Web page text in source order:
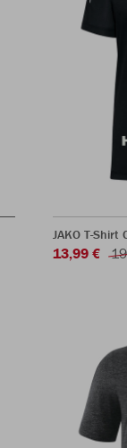
JAKO T-Shirt
13,99 €